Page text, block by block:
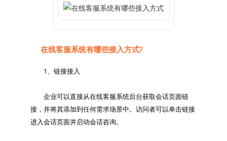
在线客服系统有哪些接入方式?
1、链接接入
企业可以直接从在线客服系统后台获取会话页面链
接，并将其添加到任何需求场景中。访问者可以单击链接
进入会话页面并启动会话咨询。